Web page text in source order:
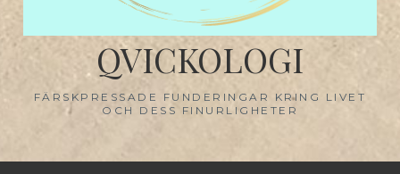
QVICKOLOGI
FÄRSKPRESSADE FUNDERINGAR KRING LIVET
OCH DESS FINURLIGHETER